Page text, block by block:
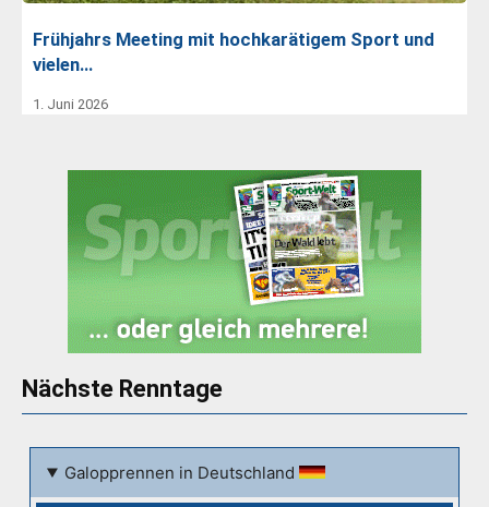
Frühjahrs Meeting mit hochkarätigem Sport und
vielen…
1. Juni 2026
Nächste Renntage
Galopprennen in Deutschland